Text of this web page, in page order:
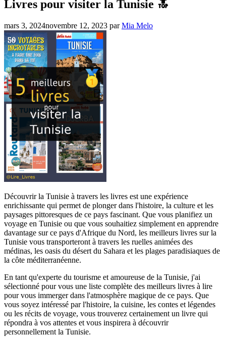
Livres pour visiter la Tunisie 🔝
mars 3, 2024novembre 12, 2023 parMia Melo
Découvrir la Tunisie à travers les livres est une expérience
enrichissante qui permet de plonger dans l'histoire, la culture et les
paysages pittoresques de ce pays fascinant. Que vous planifiez un
voyage en Tunisie ou que vous souhaitiez simplement en apprendre
davantage sur ce pays d'Afrique du Nord, les meilleurs livres sur la
Tunisie vous transporteront à travers les ruelles animées des
médinas, les oasis du désert du Sahara et les plages paradisiaques de
la côte méditerranéenne.
En tant qu'experte du tourisme et amoureuse de la Tunisie, j'ai
sélectionné pour vous une liste complète des meilleurs livres à lire
pour vous immerger dans l'atmosphère magique de ce pays. Que
vous soyez intéressé par l'histoire, la cuisine, les contes et légendes
ou les récits de voyage, vous trouverez certainement un livre qui
répondra à vos attentes et vous inspirera à découvrir
personnellement la Tunisie.